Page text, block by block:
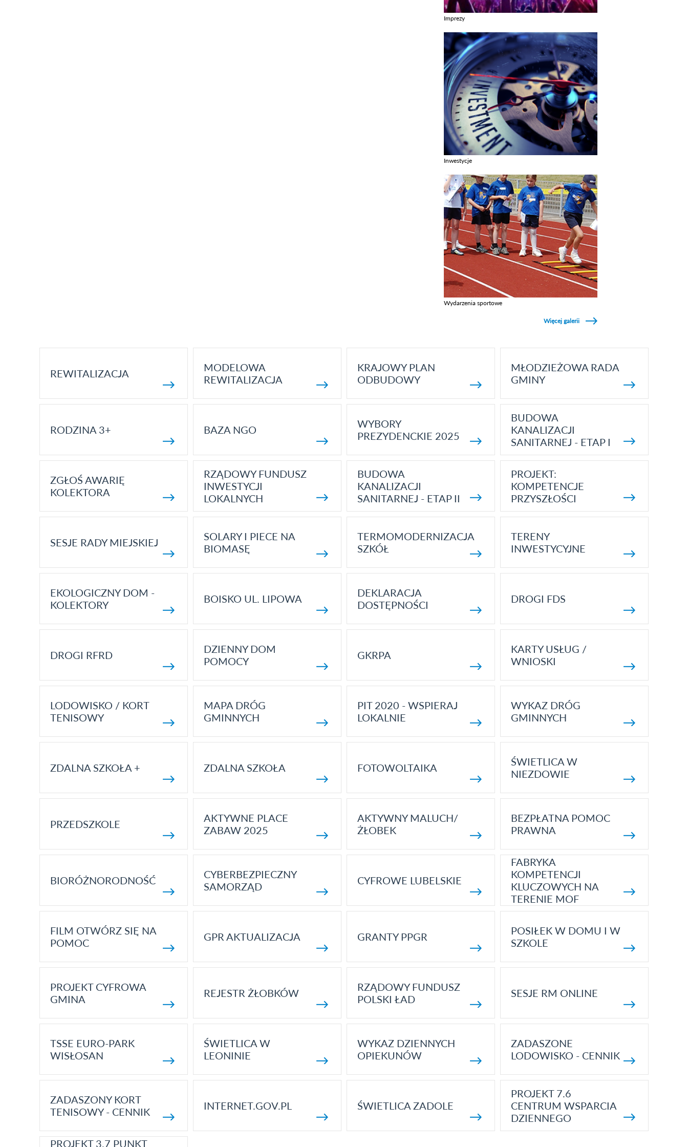
Imprezy
Inwestycje
Wydarzenia sportowe
Więcej galerii
REWITALIZACJA
MODELOWA
REWITALIZACJA
KRAJOWY PLAN
ODBUDOWY
MŁODZIEŻOWA RADA
GMINY
RODZINA 3+ BAZA NGO
WYBORY
PREZYDENCKIE 2025
BUDOWA
KANALIZACJI
SANITARNEJ - ETAP I
ZGŁOŚ AWARIĘ
KOLEKTORA
RZĄDOWY FUNDUSZ
INWESTYCJI
LOKALNYCH
BUDOWA
KANALIZACJI
SANITARNEJ - ETAP II
PROJEKT:
KOMPETENCJE
PRZYSZŁOŚCI
SESJE RADY MIEJSKIEJ
SOLARY I PIECE NA
BIOMASĘ
TERMOMODERNIZACJA
SZKÓŁ
TERENY
INWESTYCYJNE
EKOLOGICZNY DOM -
KOLEKTORY
BOISKO UL. LIPOWA
DEKLARACJA
DOSTĘPNOŚCI
DROGI FDS
DROGI RFRD
DZIENNY DOM
POMOCY
GKRPA
KARTY USŁUG /
WNIOSKI
LODOWISKO / KORT
TENISOWY
MAPA DRÓG
GMINNYCH
PIT 2020 - WSPIERAJ
LOKALNIE
WYKAZ DRÓG
GMINNYCH
ZDALNA SZKOŁA + ZDALNA SZKOŁA FOTOWOLTAIKA
ŚWIETLICA W
NIEZDOWIE
PRZEDSZKOLE
AKTYWNE PLACE
ZABAW 2025
AKTYWNY MALUCH/
ŻŁOBEK
BEZPŁATNA POMOC
PRAWNA
BIORÓŻNORODNOŚĆ
CYBERBEZPIECZNY
SAMORZĄD
CYFROWE LUBELSKIE
FABRYKA
KOMPETENCJI
KLUCZOWYCH NA
TERENIE MOF
FILM OTWÓRZ SIĘ NA
POMOC
GPR AKTUALIZACJA GRANTY PPGR
POSIŁEK W DOMU I W
SZKOLE
PROJEKT CYFROWA
GMINA
REJESTR ŻŁOBKÓW
RZĄDOWY FUNDUSZ
POLSKI ŁAD
SESJE RM ONLINE
TSSE EURO-PARK
WISŁOSAN
ŚWIETLICA W
LEONINIE
WYKAZ DZIENNYCH
OPIEKUNÓW
ZADASZONE
LODOWISKO - CENNIK
ZADASZONY KORT
TENISOWY - CENNIK
INTERNET.GOV.PL ŚWIETLICA ZADOLE
PROJEKT 7.6
CENTRUM WSPARCIA
DZIENNEGO
PROJEKT 3.7 PUNKT